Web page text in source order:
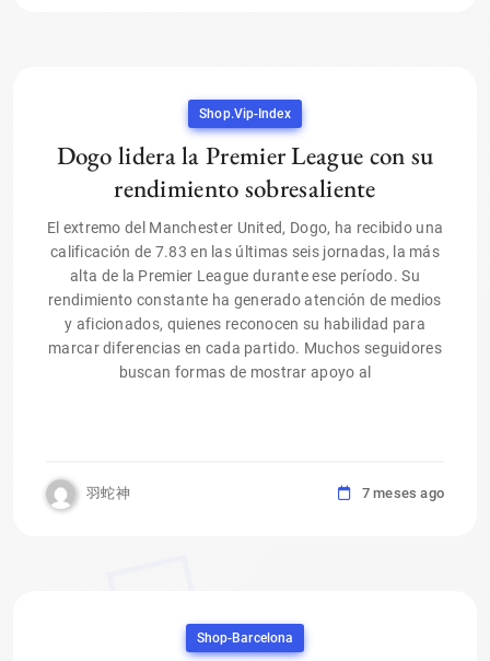
Shop.vip-Index
Dogo lidera la Premier League con su
rendimiento sobresaliente
El extremo del Manchester United, Dogo, ha recibido una
calificación de 7.83 en las últimas seis jornadas, la más
alta de la Premier League durante ese período. Su
rendimiento constante ha generado atención de medios
y aficionados, quienes reconocen su habilidad para
marcar diferencias en cada partido. Muchos seguidores
buscan formas de mostrar apoyo al
羽蛇神 7 meses ago
Shop-Barcelona